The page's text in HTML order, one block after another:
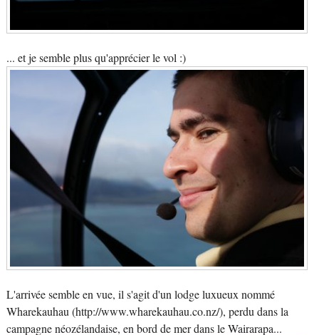
... et je semble plus qu'apprécier le vol :)
L'arrivée semble en vue, il s'agit d'un lodge luxueux nommé
Wharekauhau (http://www.wharekauhau.co.nz/), perdu dans la
campagne néozélandaise, en bord de mer dans le Wairarapa...